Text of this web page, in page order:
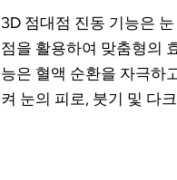
3D 점대점 진동 기능은
점을 활용하여 맞춤형의
능은 혈액 순환을 자극하
켜 눈의 피로, 붓기 및 다